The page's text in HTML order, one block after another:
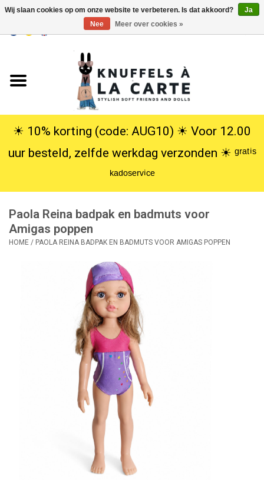
USD
Knuffels
Poppen
SALE
Cadeauservice
☀︎ 10% korting (code: AUG10) ☀︎ Voor 12.00
uur besteld, zelfde werkdag verzonden ☀︎ ᵍʳᵃᵗⁱˢ
ᵏᵃᵈᵒˢᵉʳᵛⁱᶜᵉ
Paola Reina badpak en badmuts voor
Amigas poppen
HOME / PAOLA REINA BADPAK EN BADMUTS VOOR AMIGAS POPPEN
Wij slaan cookies op om onze website te verbeteren. Is dat akkoord?
Ja
Nee
Meer over cookies »